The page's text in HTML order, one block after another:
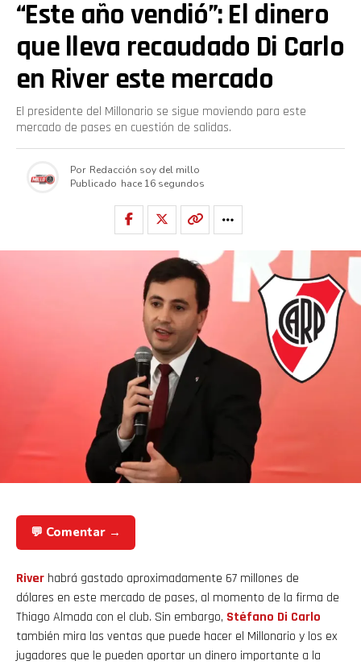
“Este año vendió”: El dinero
que lleva recaudado Di Carlo
en River este mercado
El presidente del Millonario se sigue moviendo para este
mercado de pases en cuestión de salidas.
Por Redacción soy del millo
Publicado hace 16 segundos
💬 Comentar →
River habrá gastado aproximadamente 67 millones de
dólares en este mercado de pases, al momento de la firma de
Thiago Almada con el club. Sin embargo, Stéfano Di Carlo
también mira las ventas que puede hacer el Millonario y los ex
jugadores que le pueden aportar un dinero importante a la